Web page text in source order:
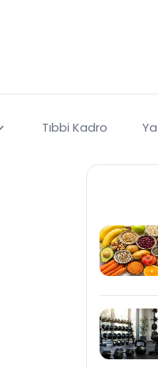
Tıbbi Kadro